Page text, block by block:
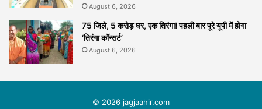
August 6, 2026
75 जिले, 5 करोड़ घर, एक तिरंगा! पहली बार पूरे यूपी में होगा
‘तिरंगा कॉन्सर्ट’
August 6, 2026
© 2026 jagjaahir.com